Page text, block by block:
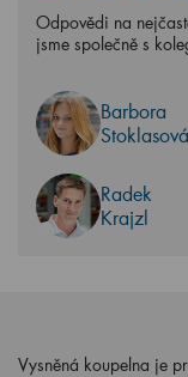
Odpovědi na
jsme společně s
Barbora
Stoklasová
Radek
Krajzl
Vysněná koupelna je